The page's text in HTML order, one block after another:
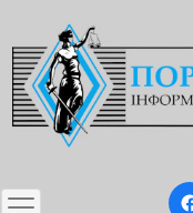
до
основного
вмісту